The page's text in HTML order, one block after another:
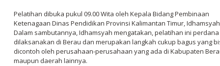
Pelatihan dibuka pukul 09.00 Wita oleh Kepala Bidang Pembinaan
Ketenagaan Dinas Pendidikan Provinsi Kalimantan Timur,
Dalam sambutannya, Idhamsyah mengatakan, pelatihan ini perdana
dilaksanakan di Berau dan merupakan langkah cukup bagus yang
dicontoh oleh perusahaan-perusahaan yang ada di Kabupaten
maupun daerah lainnya.